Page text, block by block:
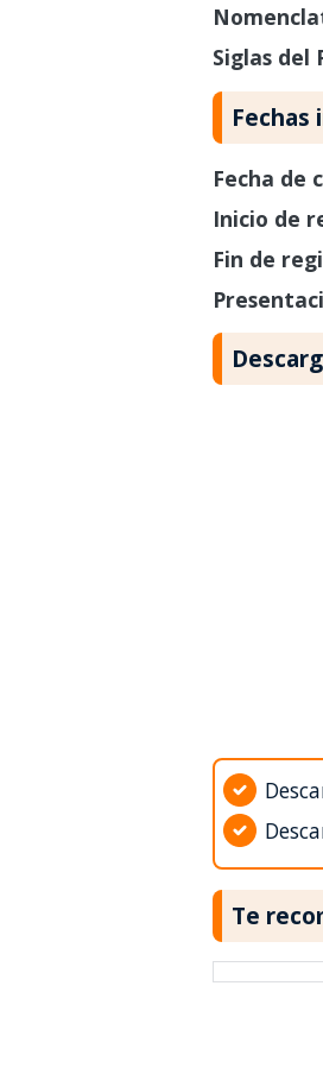
Siglas del
Fecha de
Inicio de
Fin de
Te